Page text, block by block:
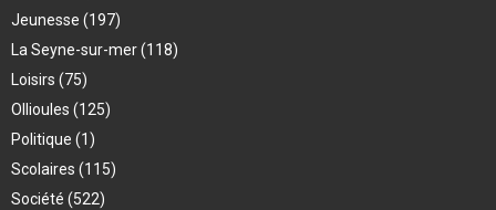
Jeunesse (197)
La Seyne-sur-mer(118)
Loisirs (75)
Ollioules (125)
Politique (1)
Scolaires (115)
Société (522)